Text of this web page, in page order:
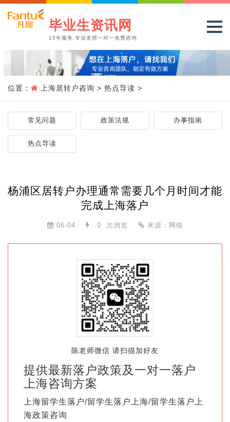
毕业生资讯网
15年服务,专业老师一对一免费咨询
位置： 上海居转户咨询 > 热点导读 >
常见问题 政策法规 办事指南
热点导读
杨浦区居转户办理通常需要几个月时间才能
完成上海落户
06-04 0 次浏览 来源：网络
陈老师微信 请扫描加好友
提供最新落户政策及一对一落户
上海咨询方案
上海留学生落户/留学生落户上海/留学生落户上
海政策咨询